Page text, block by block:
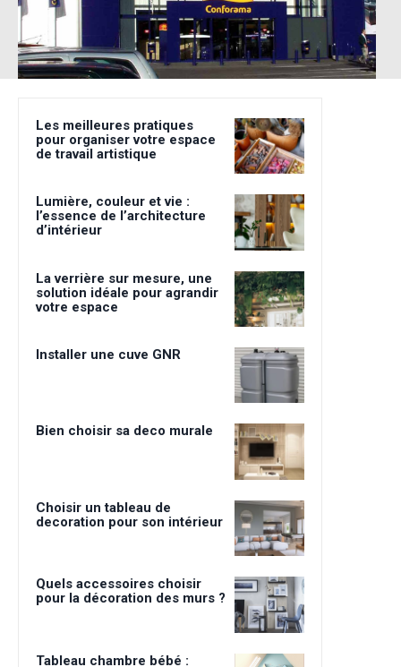
Les meilleures pratiques
pour organiser votre espace
de travail artistique
Lumière, couleur et vie :
l’essence de l’architecture
d’intérieur
La verrière sur mesure, une
solution idéale pour agrandir
votre espace
Installer une cuve GNR
Bien choisir sa deco murale
Choisir un tableau de
decoration pour son intérieur
Quels accessoires choisir
pour la décoration des murs ?
Tableau chambre bébé :